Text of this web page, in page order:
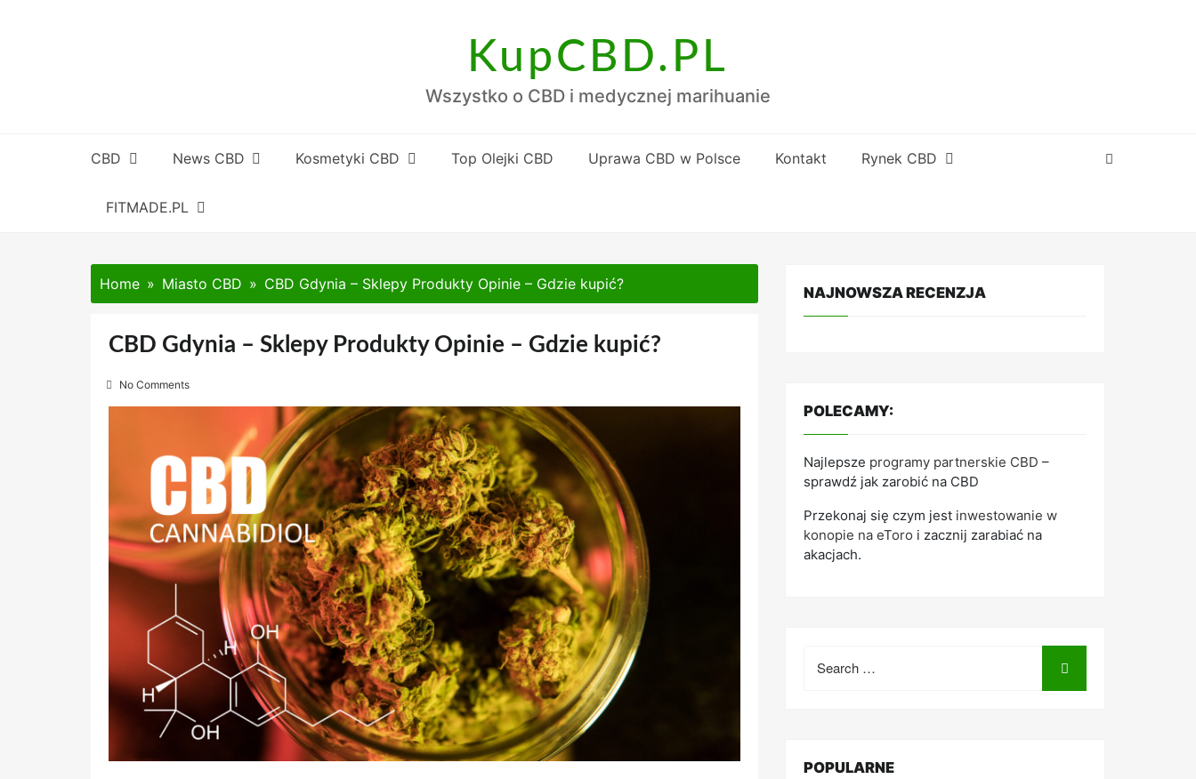
KupCBD.PL
Wszystko o CBD i medycznej marihuanie
CBD News CBD Kosmetyki CBD Top Olejki CBD Uprawa CBD w Polsce Kontakt Rynek CBD
FITMADE.PL
Home Miasto CBD CBD Gdynia – Sklepy Produkty Opinie – Gdzie kupić?
CBD Gdynia – Sklepy Produkty Opinie – Gdzie kupić?
No Comments
NAJNOWSZA RECENZJA
POLECAMY:
Najlepsze programy partnerskie CBD –
sprawdź jak zarobić na CBD
Przekonaj się czym jest inwestowanie w
konopie na eToro i zacznij zarabiać na
akacjach.
for:
POPULARNE